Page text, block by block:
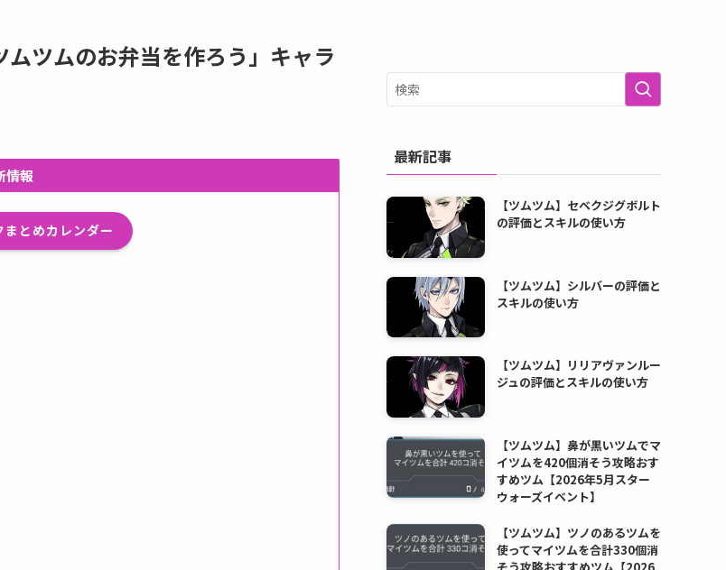
ムツムのお弁当を作ろう」キャラ
情報
とめカレンダー
最新記事
【ツムツム】セベクジグボルト
の評価とスキルの使い方
【ツムツム】シルバーの評価と
スキルの使い方
【ツムツム】リリアヴァンルー
ジュの評価とスキルの使い方
【ツムツム】鼻が黒いツムでマ
イツムを420個消そう攻略おす
すめツム【2026年5月スター
ウォーズイベント】
【ツムツム】ツノのあるツムを
使ってマイツムを合計330個消